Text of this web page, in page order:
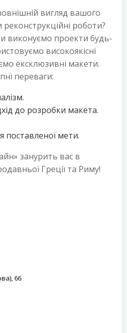
вигляд вашого
роботи?
виконуємо проекти будь-
високоякісні
ексклюзивні макети.
переваги:
до розробки макета.
поставленої мети.
занурить вас в
Греції та Риму!
66